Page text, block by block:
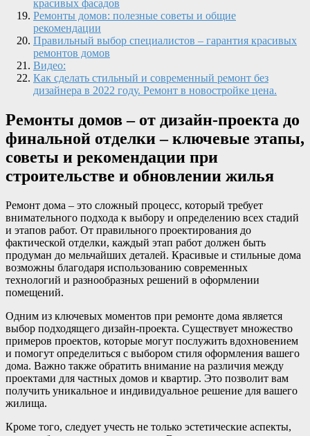
красивых фасадов
Ремонты домов: полезные советы и общие
рекомендации
Правильный выбор специалистов – гарантия красивых
ремонтов домов
Видео:
Как сделать стильный и современный ремонт без
дизайнера в 2022 году. Ремонт в новостройке цена.
Ремонты домов – от дизайн-проекта до
финальной отделки – ключевые этапы,
советы и рекомендации при
строительстве и обновлении жилья
Ремонт дома – это сложный процесс, который требует
внимательного подхода к выбору и определению всех стадий
и этапов работ. От правильного проектирования до
фактической отделки, каждый этап работ должен быть
продуман до мельчайших деталей. Красивые и стильные дома
возможны благодаря использованию современных
технологий и разнообразных решений в оформлении
помещений.
Одним из ключевых моментов при ремонте дома является
выбор подходящего дизайн-проекта. Существует множество
примеров проектов, которые могут послужить вдохновением
и помогут определиться с выбором стиля оформления вашего
дома. Важно также обратить внимание на различия между
проектами для частных домов и квартир. Это позволит вам
получить уникальное и индивидуальное решение для вашего
жилища.
Кроме того, следует учесть не только эстетические аспекты,